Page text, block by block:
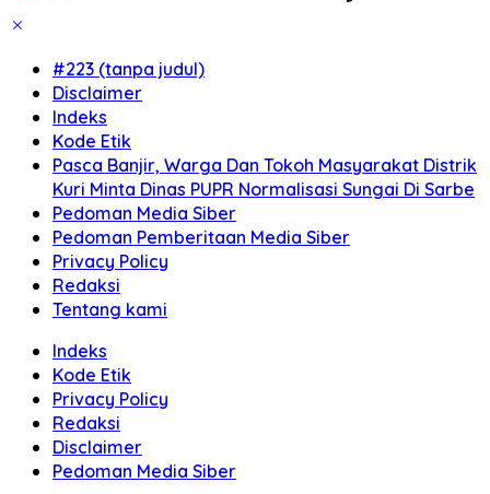
#223 (tanpa judul)
Disclaimer
Indeks
Kode Etik
Pasca Banjir, Warga Dan Tokoh Masyarakat Distrik
Kuri Minta Dinas PUPR Normalisasi Sungai Di Sarbe
Pedoman Media Siber
Pedoman Pemberitaan Media Siber
Privacy Policy
Redaksi
Tentang kami
Indeks
Kode Etik
Privacy Policy
Redaksi
Disclaimer
Pedoman Media Siber